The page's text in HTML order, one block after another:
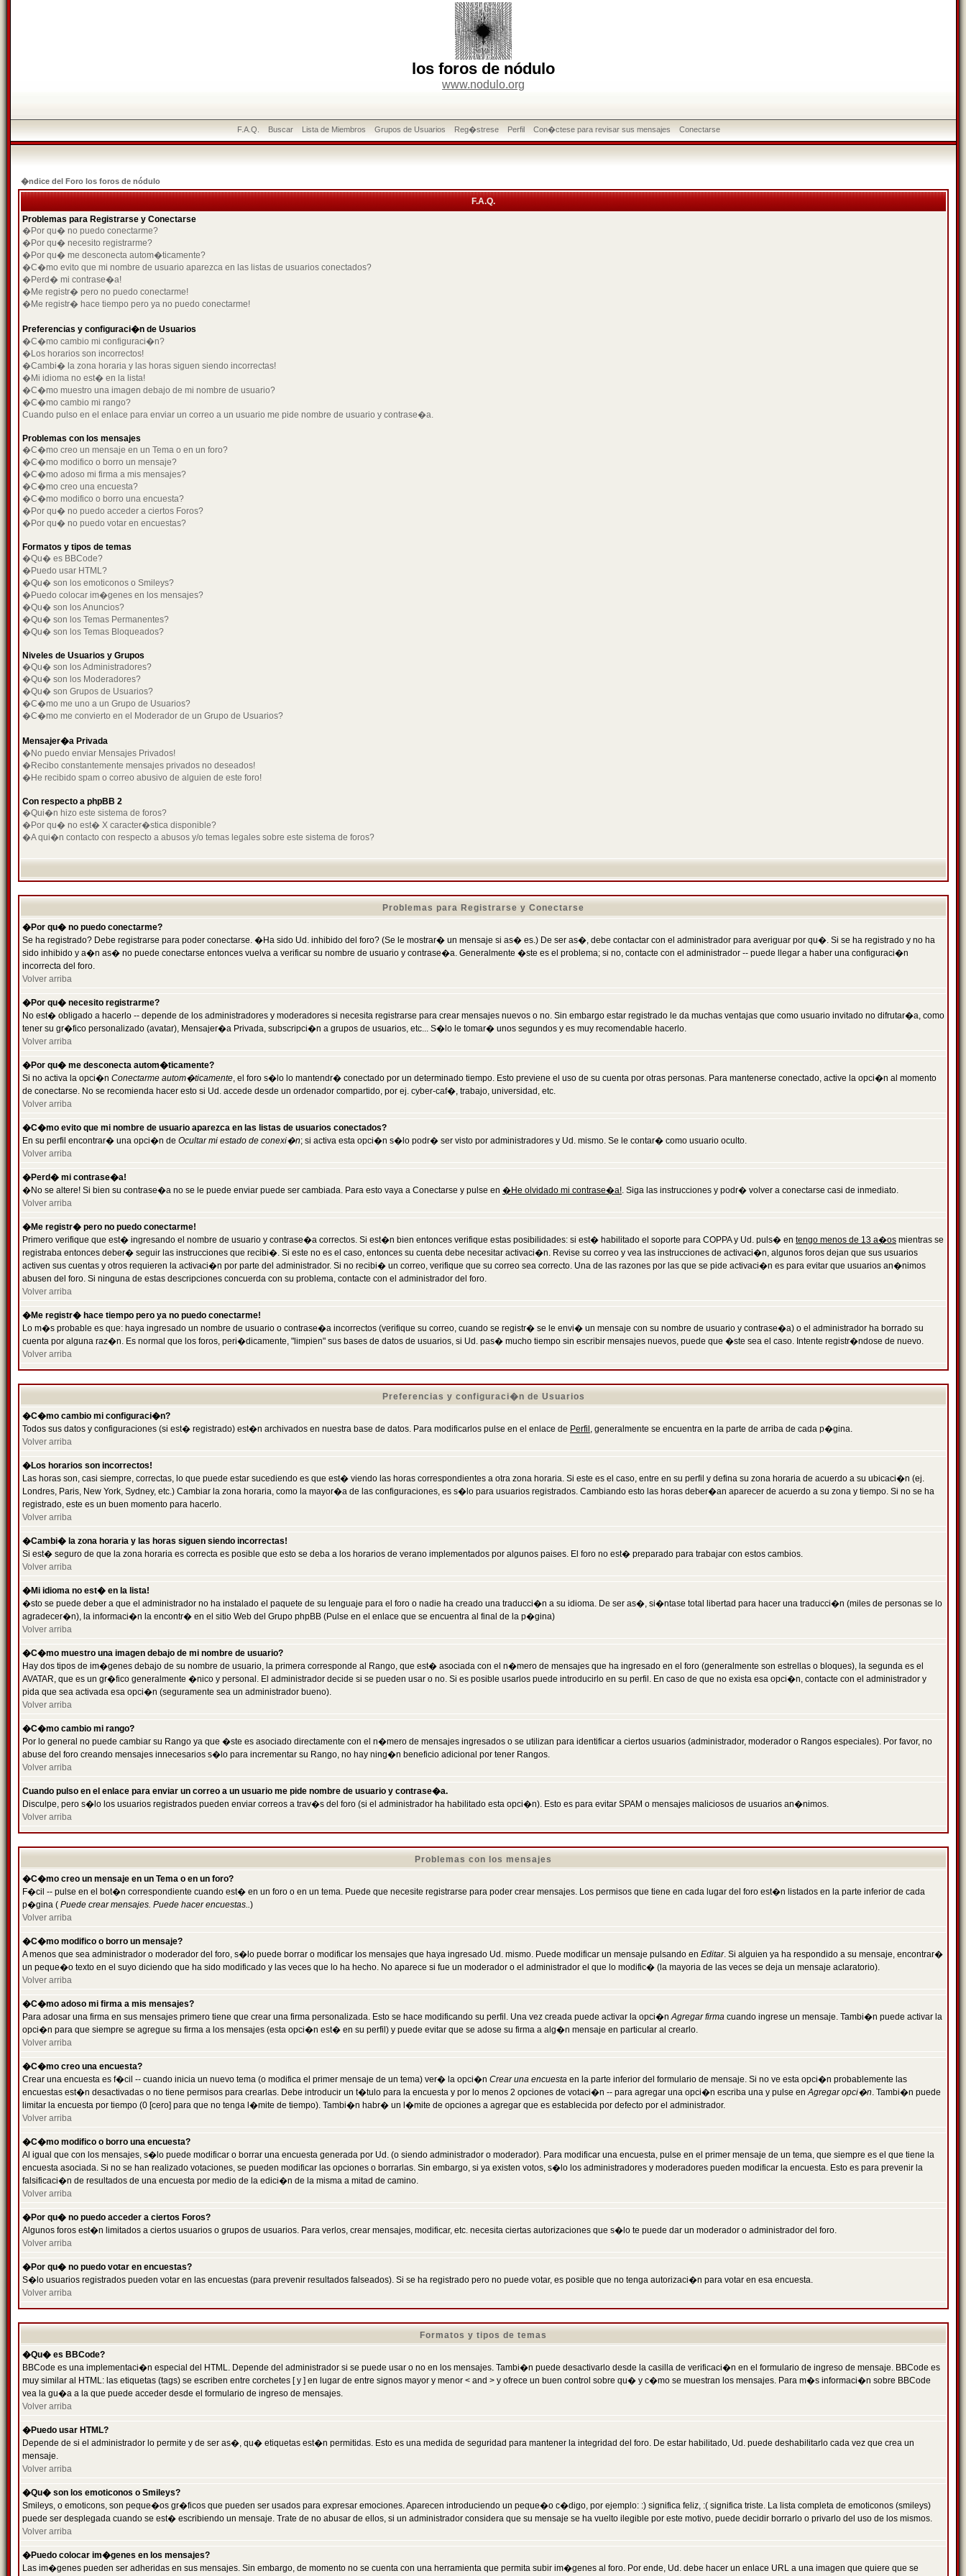
los foros de nódulo
www.nodulo.org
F.A.Q. Buscar Lista de Miembros Grupos de Usuarios Reg�strese Perfil Con�ctese para revisar sus mensajes Conectarse
�ndice del Foro los foros de nódulo
F.A.Q.
Problemas para Registrarse y Conectarse
�Por qu� no puedo conectarme?
�Por qu� necesito registrarme?
�Por qu� me desconecta autom�ticamente?
�C�mo evito que mi nombre de usuario aparezca en las listas de usuarios conectados?
�Perd� mi contrase�a!
�Me registr� pero no puedo conectarme!
�Me registr� hace tiempo pero ya no puedo conectarme!
Preferencias y configuraci�n de Usuarios
�C�mo cambio mi configuraci�n?
�Los horarios son incorrectos!
�Cambi� la zona horaria y las horas siguen siendo incorrectas!
�Mi idioma no est� en la lista!
�C�mo muestro una imagen debajo de mi nombre de usuario?
�C�mo cambio mi rango?
Cuando pulso en el enlace para enviar un correo a un usuario me pide nombre de usuario y contrase�a.
Problemas con los mensajes
�C�mo creo un mensaje en un Tema o en un foro?
�C�mo modifico o borro un mensaje?
�C�mo adoso mi firma a mis mensajes?
�C�mo creo una encuesta?
�C�mo modifico o borro una encuesta?
�Por qu� no puedo acceder a ciertos Foros?
�Por qu� no puedo votar en encuestas?
Formatos y tipos de temas
�Qu� es BBCode?
�Puedo usar HTML?
�Qu� son los emoticonos o Smileys?
�Puedo colocar im�genes en los mensajes?
�Qu� son los Anuncios?
�Qu� son los Temas Permanentes?
�Qu� son los Temas Bloqueados?
Niveles de Usuarios y Grupos
�Qu� son los Administradores?
�Qu� son los Moderadores?
�Qu� son Grupos de Usuarios?
�C�mo me uno a un Grupo de Usuarios?
�C�mo me convierto en el Moderador de un Grupo de Usuarios?
Mensajer�a Privada
�No puedo enviar Mensajes Privados!
�Recibo constantemente mensajes privados no deseados!
�He recibido spam o correo abusivo de alguien de este foro!
Con respecto a phpBB 2
�Qui�n hizo este sistema de foros?
�Por qu� no est� X caracter�stica disponible?
�A qui�n contacto con respecto a abusos y/o temas legales sobre este sistema de foros?
Problemas para Registrarse y Conectarse
�Por qu� no puedo conectarme?
Se ha registrado? Debe registrarse para poder conectarse. �Ha sido Ud. inhibido del foro? (Se le mostrar� un mensaje si as� es.) De ser as�, debe contactar con el administrador para averiguar por qu�. Si se ha registrado y no ha
sido inhibido y a�n as� no puede conectarse entonces vuelva a verificar su nombre de usuario y contrase�a. Generalmente �ste es el problema; si no, contacte con el administrador -- puede llegar a haber una configuraci�n
incorrecta del foro.
Volver arriba
�Por qu� necesito registrarme?
No est� obligado a hacerlo -- depende de los administradores y moderadores si necesita registrarse para crear mensajes nuevos o no. Sin embargo estar registrado le da muchas ventajas que como usuario invitado no difrutar�a, como
tener su gr�fico personalizado (avatar), Mensajer�a Privada, subscripci�n a grupos de usuarios, etc... S�lo le tomar� unos segundos y es muy recomendable hacerlo.
Volver arriba
�Por qu� me desconecta autom�ticamente?
Si no activa la opci�n Conectarme autom�ticamente, el foro s�lo lo mantendr� conectado por un determinado tiempo. Esto previene el uso de su cuenta por otras personas. Para mantenerse conectado, active la opci�n al momento
de conectarse. No se recomienda hacer esto si Ud. accede desde un ordenador compartido, por ej. cyber-caf�, trabajo, universidad, etc.
Volver arriba
�C�mo evito que mi nombre de usuario aparezca en las listas de usuarios conectados?
En su perfil encontrar� una opci�n de Ocultar mi estado de conexi�n; si activa esta opci�n s�lo podr� ser visto por administradores y Ud. mismo. Se le contar� como usuario oculto.
Volver arriba
�Perd� mi contrase�a!
�No se altere! Si bien su contrase�a no se le puede enviar puede ser cambiada. Para esto vaya a Conectarse y pulse en �He olvidado mi contrase�a!. Siga las instrucciones y podr� volver a conectarse casi de inmediato.
Volver arriba
�Me registr� pero no puedo conectarme!
Primero verifique que est� ingresando el nombre de usuario y contrase�a correctos. Si est�n bien entonces verifique estas posibilidades: si est� habilitado el soporte para COPPA y Ud. puls� en tengo menos de 13 a�os mientras se
registraba entonces deber� seguir las instrucciones que recibi�. Si este no es el caso, entonces su cuenta debe necesitar activaci�n. Revise su correo y vea las instrucciones de activaci�n, algunos foros dejan que sus usuarios
activen sus cuentas y otros requieren la activaci�n por parte del administrador. Si no recibi� un correo, verifique que su correo sea correcto. Una de las razones por las que se pide activaci�n es para evitar que usuarios an�nimos
abusen del foro. Si ninguna de estas descripciones concuerda con su problema, contacte con el administrador del foro.
Volver arriba
�Me registr� hace tiempo pero ya no puedo conectarme!
Lo m�s probable es que: haya ingresado un nombre de usuario o contrase�a incorrectos (verifique su correo, cuando se registr� se le envi� un mensaje con su nombre de usuario y contrase�a) o el administrador ha borrado su
cuenta por alguna raz�n. Es normal que los foros, peri�dicamente, "limpien" sus bases de datos de usuarios, si Ud. pas� mucho tiempo sin escribir mensajes nuevos, puede que �ste sea el caso. Intente registr�ndose de nuevo.
Volver arriba
Preferencias y configuraci�n de Usuarios
�C�mo cambio mi configuraci�n?
Todos sus datos y configuraciones (si est� registrado) est�n archivados en nuestra base de datos. Para modificarlos pulse en el enlace de Perfil , generalmente se encuentra en la parte de arriba de cada p�gina.
Volver arriba
�Los horarios son incorrectos!
Las horas son, casi siempre, correctas, lo que puede estar sucediendo es que est� viendo las horas correspondientes a otra zona horaria. Si este es el caso, entre en su perfil y defina su zona horaria de acuerdo a su ubicaci�n (ej.
Londres, Paris, New York, Sydney, etc.) Cambiar la zona horaria, como la mayor�a de las configuraciones, es s�lo para usuarios registrados. Cambiando esto las horas deber�an aparecer de acuerdo a su zona y tiempo. Si no se ha
registrado, este es un buen momento para hacerlo.
Volver arriba
�Cambi� la zona horaria y las horas siguen siendo incorrectas!
Si est� seguro de que la zona horaria es correcta es posible que esto se deba a los horarios de verano implementados por algunos paises. El foro no est� preparado para trabajar con estos cambios.
Volver arriba
�Mi idioma no est� en la lista!
�sto se puede deber a que el administrador no ha instalado el paquete de su lenguaje para el foro o nadie ha creado una traducci�n a su idioma. De ser as�, si�ntase total libertad para hacer una traducci�n (miles de personas se lo
agradecer�n), la informaci�n la encontr� en el sitio Web del Grupo phpBB (Pulse en el enlace que se encuentra al final de la p�gina)
Volver arriba
�C�mo muestro una imagen debajo de mi nombre de usuario?
Hay dos tipos de im�genes debajo de su nombre de usuario, la primera corresponde al Rango, que est� asociada con el n�mero de mensajes que ha ingresado en el foro (generalmente son estrellas o bloques), la segunda es el
AVATAR, que es un gr�fico generalmente �nico y personal. El administrador decide si se pueden usar o no. Si es posible usarlos puede introducirlo en su perfil. En caso de que no exista esa opci�n, contacte con el administrador y
pida que sea activada esa opci�n (seguramente sea un administrador bueno).
Volver arriba
�C�mo cambio mi rango?
Por lo general no puede cambiar su Rango ya que �ste es asociado directamente con el n�mero de mensajes ingresados o se utilizan para identificar a ciertos usuarios (administrador, moderador o Rangos especiales). Por favor, no
abuse del foro creando mensajes innecesarios s�lo para incrementar su Rango, no hay ning�n beneficio adicional por tener Rangos.
Volver arriba
Cuando pulso en el enlace para enviar un correo a un usuario me pide nombre de usuario y contrase�a.
Disculpe, pero s�lo los usuarios registrados pueden enviar correos a trav�s del foro (si el administrador ha habilitado esta opci�n). Esto es para evitar SPAM o mensajes maliciosos de usuarios an�nimos.
Volver arriba
Problemas con los mensajes
�C�mo creo un mensaje en un Tema o en un foro?
F�cil -- pulse en el bot�n correspondiente cuando est� en un foro o en un tema. Puede que necesite registrarse para poder crear mensajes. Los permisos que tiene en cada lugar del foro est�n listados en la parte inferior de cada
p�gina ( Puede crear mensajes. Puede hacer encuestas..)
Volver arriba
�C�mo modifico o borro un mensaje?
A menos que sea administrador o moderador del foro, s�lo puede borrar o modificar los mensajes que haya ingresado Ud. mismo. Puede modificar un mensaje pulsando en Editar. Si alguien ya ha respondido a su mensaje, encontrar�
un peque�o texto en el suyo diciendo que ha sido modificado y las veces que lo ha hecho. No aparece si fue un moderador o el administrador el que lo modific� (la mayoria de las veces se deja un mensaje aclaratorio).
Volver arriba
�C�mo adoso mi firma a mis mensajes?
Para adosar una firma en sus mensajes primero tiene que crear una firma personalizada. Esto se hace modificando su perfil. Una vez creada puede activar la opci�nAgregar firma cuando ingrese un mensaje. Tambi�n puede activar la
opci�n para que siempre se agregue su firma a los mensajes (esta opci�n est� en su perfil) y puede evitar que se adose su firma a alg�n mensaje en particular al crearlo.
Volver arriba
�C�mo creo una encuesta?
Crear una encuesta es f�cil -- cuando inicia un nuevo tema (o modifica el primer mensaje de un tema) ver� la opci�n Crear una encuesta en la parte inferior del formulario de mensaje. Si no ve esta opci�n probablemente las
encuestas est�n desactivadas o no tiene permisos para crearlas. Debe introducir un t�tulo para la encuesta y por lo menos 2 opciones de votaci�n -- para agregar una opci�n escriba una y pulse enAgregar opci�n. Tambi�n puede
limitar la encuesta por tiempo (0 [cero] para que no tenga l�mite de tiempo). Tambi�n habr� un l�mite de opciones a agregar que es establecida por defecto por el administrador.
Volver arriba
�C�mo modifico o borro una encuesta?
Al igual que con los mensajes, s�lo puede modificar o borrar una encuesta generada por Ud. (o siendo administrador o moderador). Para modificar una encuesta, pulse en el primer mensaje de un tema, que siempre es el que tiene la
encuesta asociada. Si no se han realizado votaciones, se pueden modificar las opciones o borrarlas. Sin embargo, si ya existen votos, s�lo los administradores y moderadores pueden modificar la encuesta. Esto es para prevenir la
falsificaci�n de resultados de una encuesta por medio de la edici�n de la misma a mitad de camino.
Volver arriba
�Por qu� no puedo acceder a ciertos Foros?
Algunos foros est�n limitados a ciertos usuarios o grupos de usuarios. Para verlos, crear mensajes, modificar, etc. necesita ciertas autorizaciones que s�lo te puede dar un moderador o administrador del foro.
Volver arriba
�Por qu� no puedo votar en encuestas?
S�lo usuarios registrados pueden votar en las encuestas (para prevenir resultados falseados). Si se ha registrado pero no puede votar, es posible que no tenga autorizaci�n para votar en esa encuesta.
Volver arriba
Formatos y tipos de temas
�Qu� es BBCode?
BBCode es una implementaci�n especial del HTML. Depende del administrador si se puede usar o no en los mensajes. Tambi�n puede desactivarlo desde la casilla de verificaci�n en el formulario de ingreso de mensaje. BBCode es
muy similar al HTML: las etiquetas (tags) se escriben entre corchetes [ y ] en lugar de entre signos mayor y menor < and > y ofrece un buen control sobre qu� y c�mo se muestran los mensajes. Para m�s informaci�n sobre BBCode
vea la gu�a a la que puede acceder desde el formulario de ingreso de mensajes.
Volver arriba
�Puedo usar HTML?
Depende de si el administrador lo permite y de ser as�, qu� etiquetas est�n permitidas. Esto es una medida de seguridad para mantener la integridad del foro. De estar habilitado, Ud. puede deshabilitarlo cada vez que crea un
mensaje.
Volver arriba
�Qu� son los emoticonos o Smileys?
Smileys, o emoticons, son peque�os gr�ficos que pueden ser usados para expresar emociones. Aparecen introduciendo un peque�o c�digo, por ejemplo: :) significa feliz, :( significa triste. La lista completa de emoticonos (smileys)
puede ser desplegada cuando se est� escribiendo un mensaje. Trate de no abusar de ellos, si un administrador considera que su mensaje se ha vuelto ilegible por este motivo, puede decidir borrarlo o privarlo del uso de los mismos.
Volver arriba
�Puedo colocar im�genes en los mensajes?
Las im�genes pueden ser adheridas en sus mensajes. Sin embargo, de momento no se cuenta con una herramienta que permita subir im�genes al foro. Por ende, Ud. debe hacer un enlace URL a una imagen que quiere que se